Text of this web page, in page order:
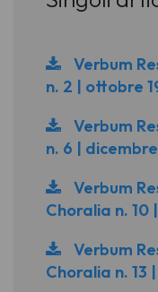
Verbum
n. 2 | ottobre
Verbum
n. 6 |
Verbum
Choralia n. 10
Verbum
Choralia n. 13